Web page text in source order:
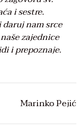
i sestre.
nam srce
zajednice
i prepoznaje.
Marinko Pejić